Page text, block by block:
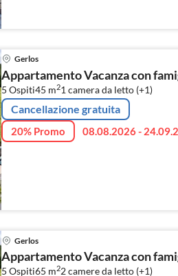
Gerlos
Appartamento Vacanza con
5 Ospiti45 m21 camera da letto (+1)
Cancellazione gratuita
20% Promo 08.08.2026 -
Gerlos
Appartamento Vacanza con
5 Ospiti65 m22camere da letto (+1)